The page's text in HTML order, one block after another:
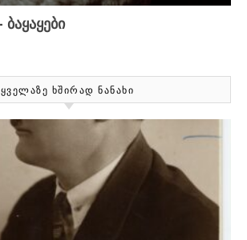
ᲧᲕᲔᲚᲐᲖᲔ ᲮᲨᲘᲠᲐᲓ ᲜᲐᲜᲐᲮᲘ